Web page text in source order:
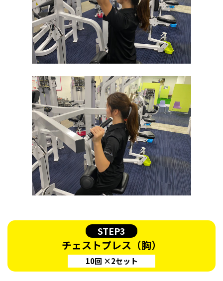
STEP3
チェストプレス（胸）
10回 ×2セット